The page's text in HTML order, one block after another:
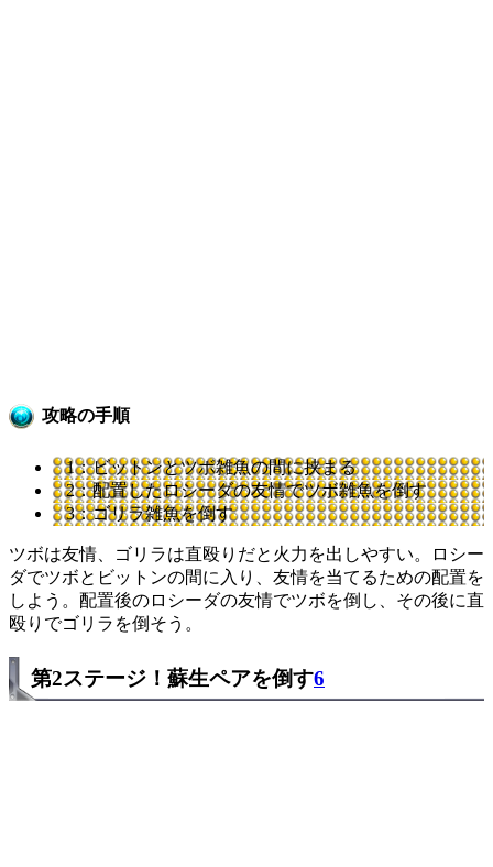
攻略の手順
1：ビットンとツボ雑魚の間に挟まる
2：配置したロシーダの友情でツボ雑魚を倒す
3：ゴリラ雑魚を倒す
ツボは友情、ゴリラは直殴りだと火力を出しやすい。ロシー
ダでツボとビットンの間に入り、友情を当てるための配置を
しよう。配置後のロシーダの友情でツボを倒し、その後に直
殴りでゴリラを倒そう。
第2ステージ！蘇生ペアを倒す6